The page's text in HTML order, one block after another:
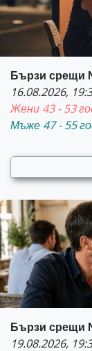
Бързи срещи
16.08.2026,
Жени 43 - 53
Мъже 47 - 55
Бързи срещи
19.08.2026,